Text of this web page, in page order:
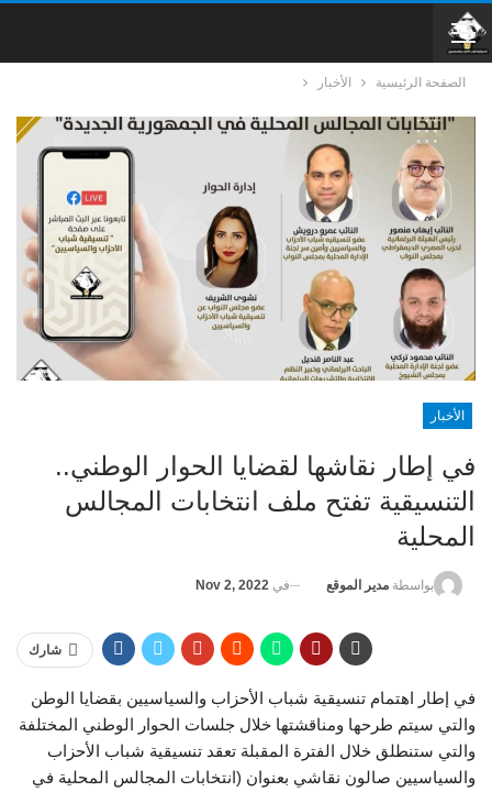
الصفحة الرئيسية الأخبار
الأخبار
في إطار نقاشها لقضايا الحوار الوطني..
التنسيقية تفتح ملف انتخابات المجالس
المحلية
بواسطة مدير الموقع في Nov 2, 2022
شارك
في إطار اهتمام تنسيقية شباب الأحزاب والسياسيين بقضايا الوطن
والتي سيتم طرحها ومناقشتها خلال جلسات الحوار الوطني المختلفة
والتي ستنطلق خلال الفترة المقبلة تعقد تنسيقية شباب الأحزاب
والسياسيين صالون نقاشي بعنوان (انتخابات المجالس المحلية في